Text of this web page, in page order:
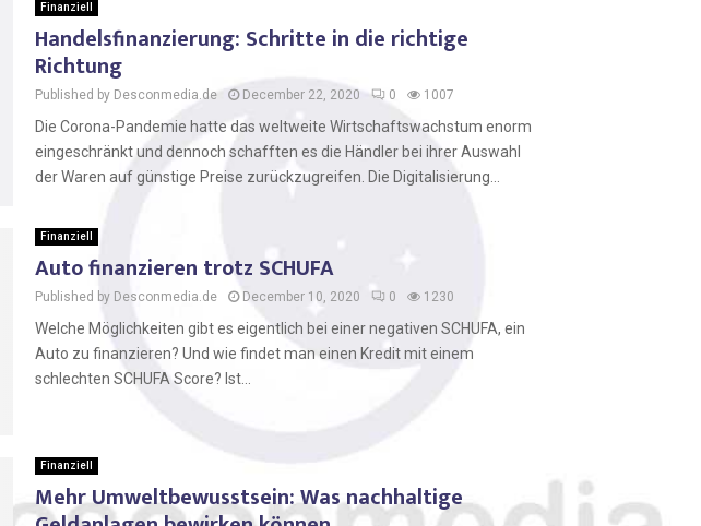
Finanziell
Handelsfinanzierung: Schritte in die richtige
Richtung
Published by Desconmedia.de December 22, 2020 0 1007
Die Corona-Pandemie hatte das weltweite Wirtschaftswachstum enorm
eingeschränkt und dennoch schafften es die Händler bei ihrer Auswahl
der Waren auf günstige Preise zurückzugreifen. Die Digitalisierung...
Finanziell
Auto finanzieren trotz SCHUFA
Published by Desconmedia.de December 10, 2020 0 1230
Welche Möglichkeiten gibt es eigentlich bei einer negativen SCHUFA, ein
Auto zu finanzieren? Und wie findet man einen Kredit mit einem
schlechten SCHUFA Score? Ist...
Finanziell
Mehr Umweltbewusstsein: Was nachhaltige